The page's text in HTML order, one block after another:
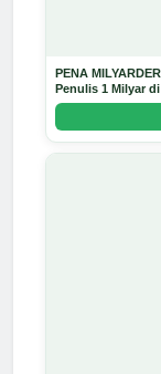
PENA
Penulis 1 Milyar